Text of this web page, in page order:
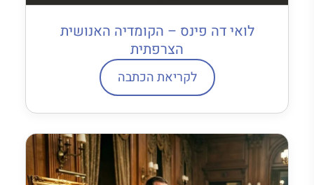
לואי דה פינס – הקומדיה האנושית
הצרפתית
לקריאת הכתבה